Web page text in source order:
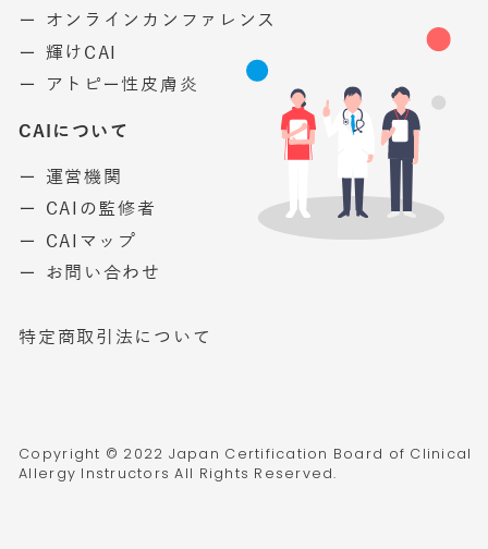
ー オンラインカンファレンス
ー 輝けCAI
ー アトピー性皮膚炎
CAIについて
ー 運営機関
ー CAIの監修者
ー CAIマップ
ー お問い合わせ
特定商取引法について
Copyright © 2022 Japan Certification Board of Clinical
Allergy Instructors All Rights Reserved.